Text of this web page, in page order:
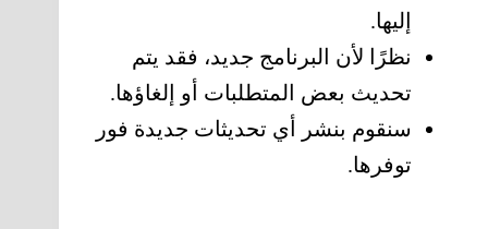
إليها.
نظرًا لأن البرنامج جديد، فقد يتم
تحديث بعض المتطلبات أو إلغاؤها.
سنقوم بنشر أي تحديثات جديدة فور
توفرها.